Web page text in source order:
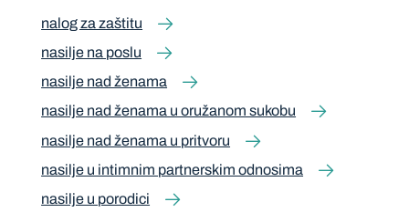
nalog za zaštitu
nasilje na poslu
nasilje nad ženama
nasilje nad ženama u oružanom sukobu
nasilje nad ženama u pritvoru
nasilje u intimnim partnerskim odnosima
nasilje u porodici